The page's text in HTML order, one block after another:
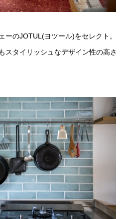
ーのJOTUL(ヨツール)をセレクト。
スタイリッシュなデザイン性の高さ